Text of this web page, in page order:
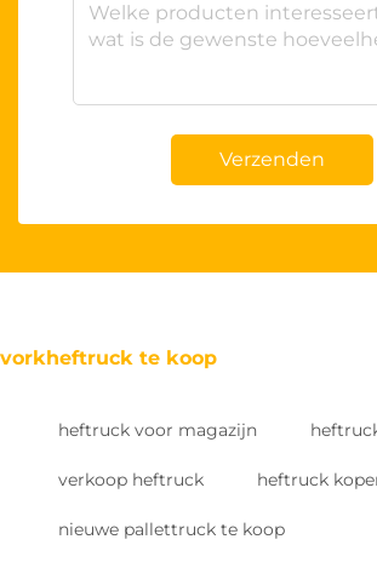
Verzenden
vorkheftruck te koop
heftruck voor magazijn
verkoop heftruck heftruck
nieuwe pallettruck te koop